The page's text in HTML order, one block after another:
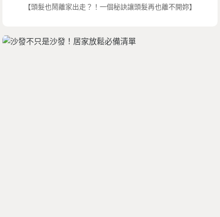
【頭髮也鬧離家出走？！一個秘訣讓頭髮再也離不開妳】